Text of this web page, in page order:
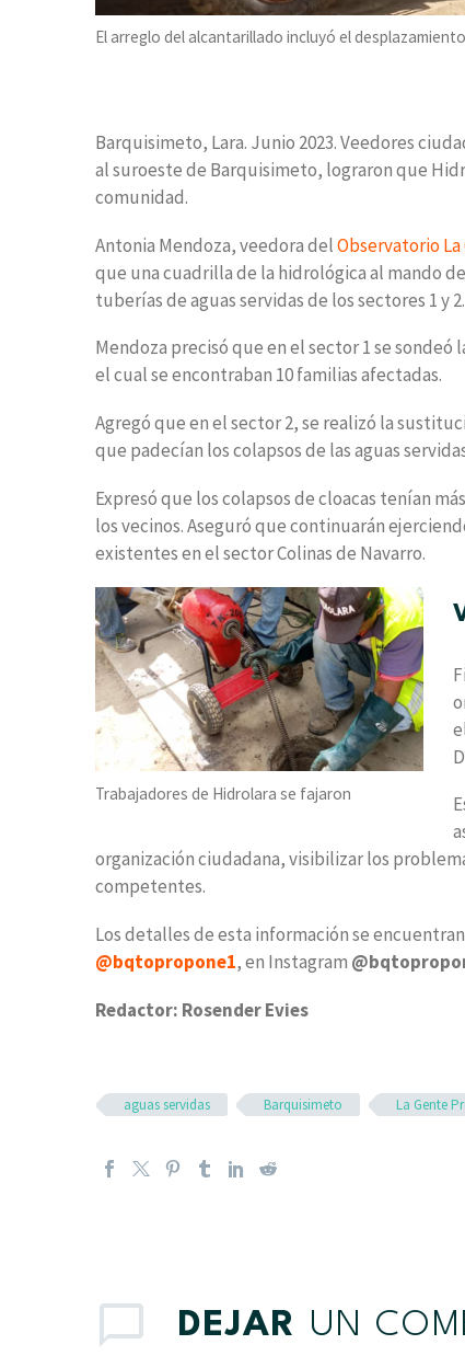
El arreglo del alcantarillado incluyó el
Barquisimeto, Lara. Junio 2023. Veedores
al suroeste de Barquisimeto, lograron que
comunidad.
Antonia Mendoza, veedora delObservatorio
que una cuadrilla de la hidrológica al mando
tuberías de aguas servidas de los sectores 1 y 2.
Mendoza precisó que en el sector 1 se
el cual se encontraban 10 familias afectadas.
Agregó que en el sector 2, se realizó la
que padecían los colapsos de las aguas
Expresó que los colapsos de cloacas tenían
los vecinos. Aseguró que continuarán
existentes en el sector Colinas de Navarro.
Trabajadores de Hidrolara se fajaron
organización ciudadana, visibilizar los
competentes.
Los detalles de esta información se
@bqtopropone1, en Instagram
Redactor: Rosender Evies
aguas servidas Barquisimeto La Gente
DEJAR UN